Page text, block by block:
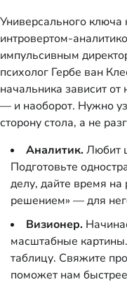
Универсального ключа
интровертом-
импульсивным
психолог Гербе ван
начальника зависит от
— и наоборот. Нужно
сторону стола, а не
Аналитик.Любит
Подготовьте
делу, дайте время
решением» — для
Визионер.
масштабные
таблицу. Свяжите
поможет нам